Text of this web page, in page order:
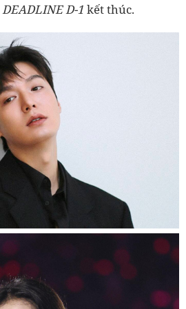
DEADLINE D-1 kết thúc.